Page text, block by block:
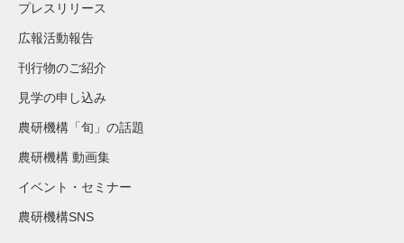
プレスリリース
広報活動報告
刊行物のご紹介
見学の申し込み
農研機構「旬」の話題
農研機構 動画集
イベント・セミナー
農研機構SNS